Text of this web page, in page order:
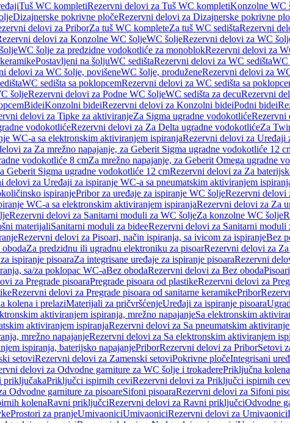
Tuš WC kompletiRezervni delovi za Tuš WC kompletiKonzolne WC
Dizajnerske pokrivne pločeRezervni delovi za Dizajnerske pokrivne
delovi za PriborZa tuš WC kompleteZa tuš WC sedištaRezervni
delovi za Konzolne WC šoljeWC šoljeRezervni delovi za WC
WC šolje za predzidne vodokotliće za monoblokRezervni delovi za
Postavljeni na šoljuWC sedištaRezervni delovi za WC sedištaWC
delovi za WC šolje, povišeneWC šolje, produženeRezervni delovi za
WC sedišta sa poklopcemRezervni delovi za WC sedišta sa
šoljeRezervni delovi za Podne WC šoljeWC sedišta za decuRezervni
BideiKonzolni bideiRezervni delovi za Konzolni bideiPodni bidei
delovi za Tipke za aktiviranjeZa Sigma ugradne vodokotlićeRezervni
vodokotlićeRezervni delovi za Za Delta ugradne vodokotlićeZa
WC-a sa elektronskim aktiviranjem ispiranjaRezervni delovi za Uređaji
za Za mrežno napajanje, za Geberit Sigma ugradne vodokotliće 12
vodokotliće 8 cmZa mrežno napajanje, za Geberit Omega ugradne
Geberit Sigma ugradne vodokotliće 12 cmRezervni delovi za Za
delovi za Uređaji za ispiranje WC-a sa pneumatskim aktiviranjem
ispiranjePribor za uređaje za ispiranje WC šoljeRezervni delovi
WC-a sa elektronskim aktiviranjem ispiranjaRezervni delovi za Za
Rezervni delovi za Sanitarni moduli za WC šoljeZa konzolne WC šolje
materijaliSanitarni moduli za bideeRezervni delovi za Sanitarni moduli
Rezervni delovi za Pisoari, način ispiranja, sa ivicom za ispiranjeBez
Za predzidnu ili ugradnu elektroniku za pisoarRezervni delovi za
ispiranje pisoaraZa integrisane uređaje za ispiranje pisoaraRezervni
sa/za poklopac WC-aBez obodaRezervni delovi za Bez oboda
za Pregrade pisoaraPregrade pisoara od plastikeRezervni delovi za
Rezervni delovi za Pregrade pisoara od sanitarne keramikePribor
kolena i prelaziMaterijali za pričvršćenjeUređaji za ispiranje pisoara
aktiviranjem ispiranja, mrežno napajanjeSa elektronskim
aktiviranjem ispiranjaRezervni delovi za Sa pneumatskim
mrežno napajanjeRezervni delovi za Sa elektronskim aktiviranjem
ispiranja, baterijsko napajanjePriborRezervni delovi za PriborSetovi
setoviRezervni delovi za Zamenski setoviPokrivne pločeIntegrisani
delovi za Odvodne garniture za WC šolje i trokaderePriključna kolena
priključakaPriključci ispirnih ceviRezervni delovi za Priključci ispirnih
Odvodne garniture za pisoareSifoni pisoaraRezervni delovi za Sifoni
kolenaRavni priključciRezervni delovi za Ravni priključciOdvodne
Prostori za pranjeUmivaoniciUmivaoniciRezervni delovi za Umivaonici